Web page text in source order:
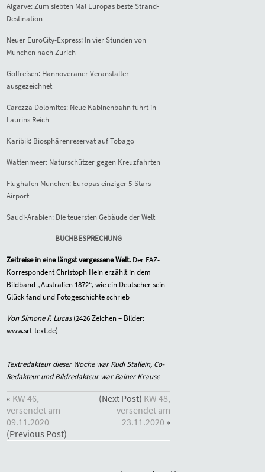
Algarve: Zum siebten Mal Europas beste Strand-
Destination
Neuer EuroCity-Express: In vier Stunden von
München nach Zürich
Golfreisen: Hannoveraner Veranstalter
ausgezeichnet
Carezza Dolomites: Neue Kabinenbahn führt in
Laurins Reich
Karibik: Biosphärenreservat auf Tobago
Wattenmeer: Naturschützer gegen Kreuzfahrten
Flughafen München: Europas einziger 5-Stars-
Airport
Saudi-Arabien: Die teuersten Gebäude der Welt
BUCHBESPRECHUNG
Zeitreise in eine längst vergessene Welt. Der FAZ-
Korrespondent Christoph Hein erzählt in dem
Bildband „Australien 1872“, wie ein Deutscher sein
Glück fand und Fotogeschichte schrieb
Von Simone F. Lucas(2426 Zeichen – Bilder:
www.srt-text.de)
Textredakteur dieser Woche war Rudi Stallein, Co-
Redakteur und Bildredakteur war Rainer Krause
« KW 46,
versendet am
09.11.2020
(Previous Post)
(Next Post) KW 48,
versendet am
23.11.2020 »